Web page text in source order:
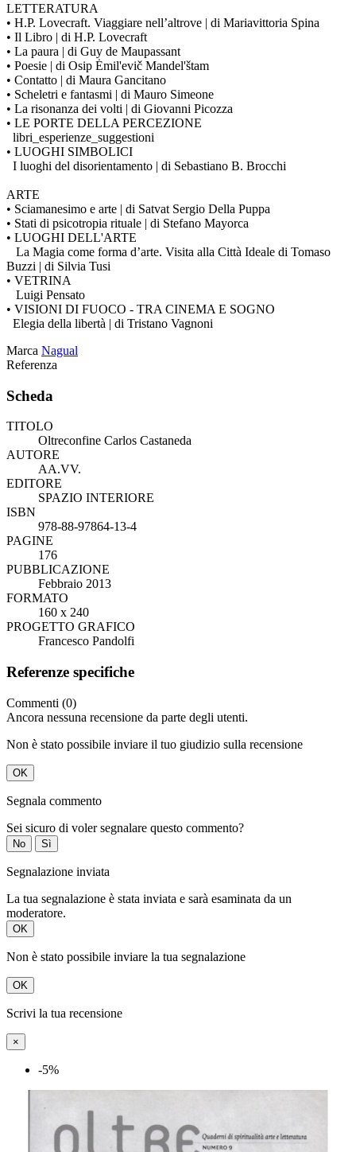
LETTERATURA
• H.P. Lovecraft. Viaggiare nell’altrove | di Mariavittoria Spina
• Il Libro | di H.P. Lovecraft
• La paura | di Guy de Maupassant
• Poesie | di Osip Ėmil'evič Mandel'štam
• Contatto | di Maura Gancitano
• Scheletri e fantasmi | di Mauro Simeone
• La risonanza dei volti | di Giovanni Picozza
• LE PORTE DELLA PERCEZIONE
libri_esperienze_suggestioni
• LUOGHI SIMBOLICI
I luoghi del disorientamento | di Sebastiano B. Brocchi
ARTE
• Sciamanesimo e arte | di Satvat Sergio Della Puppa
• Stati di psicotropia rituale | di Stefano Mayorca
• LUOGHI DELL'ARTE
La Magia come forma d’arte. Visita alla Città Ideale di Tomaso
Buzzi | di Silvia Tusi
• VETRINA
Luigi Pensato
• VISIONI DI FUOCO - TRA CINEMA E SOGNO
Elegia della libertà | di Tristano Vagnoni
Marca Nagual
Referenza
Scheda
TITOLO
Oltreconfine Carlos Castaneda
AUTORE
AA.VV.
EDITORE
SPAZIO INTERIORE
ISBN
978-88-97864-13-4
PAGINE
176
PUBBLICAZIONE
Febbraio 2013
FORMATO
160 x 240
PROGETTO GRAFICO
Francesco Pandolfi
Referenze specifiche
Commenti (0)
Ancora nessuna recensione da parte degli utenti.
Non è stato possibile inviare il tuo giudizio sulla recensione
OK
Segnala commento
Sei sicuro di voler segnalare questo commento?
No Sì
Segnalazione inviata
La tua segnalazione è stata inviata e sarà esaminata da un
moderatore.
OK
Non è stato possibile inviare la tua segnalazione
OK
Scrivi la tua recensione
×
-5%